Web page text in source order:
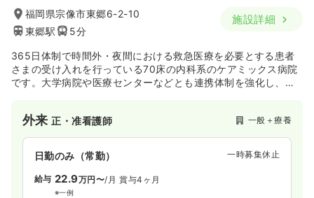
給与 26.3万円 /月 賞与4.5ヶ月
※経験5年の例
時間 8:30～17:00
オンコールあり
気になる 詳細を見る
福岡県宗像市東郷6-2-10
東郷駅
5分
施設詳細
365日体制で時間外・夜間における救急医療を必要とする患者
さまの受け入れを行っている70床の内科系のケアミックス病院
です。大学病院や医療センターなどとも連携体制を強化し、迅
外来正・准看護師 一般＋療養
日勤のみ（常勤） 一時募集休止
給与 22.9万円〜/月 賞与4ヶ月
※一例